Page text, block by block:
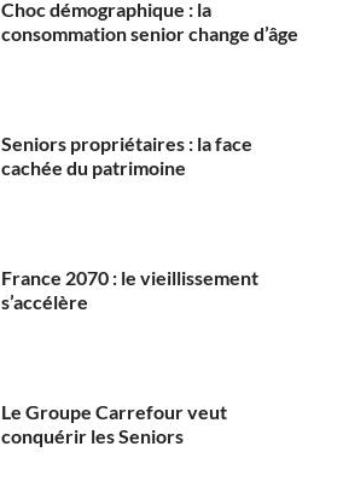
Choc démographique : la
consommation senior change d’âge
Seniors propriétaires : la face
cachée du patrimoine
France 2070 : le vieillissement
s’accélère
Le Groupe Carrefour veut
conquérir les Seniors